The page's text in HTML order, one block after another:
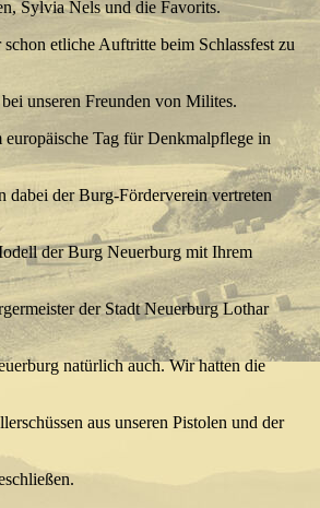
Sylvia Nels und die Favorits.
etliche Auftritte beim Schlassfest zu
unseren Freunden von Milites.
Tag für Denkmalpflege in
dabei der Burg-Förderverein vertreten
der Burg Neuerburg mit Ihrem
der Stadt Neuerburg Lothar
natürlich auch. Wir hatten die
aus unseren Pistolen und der